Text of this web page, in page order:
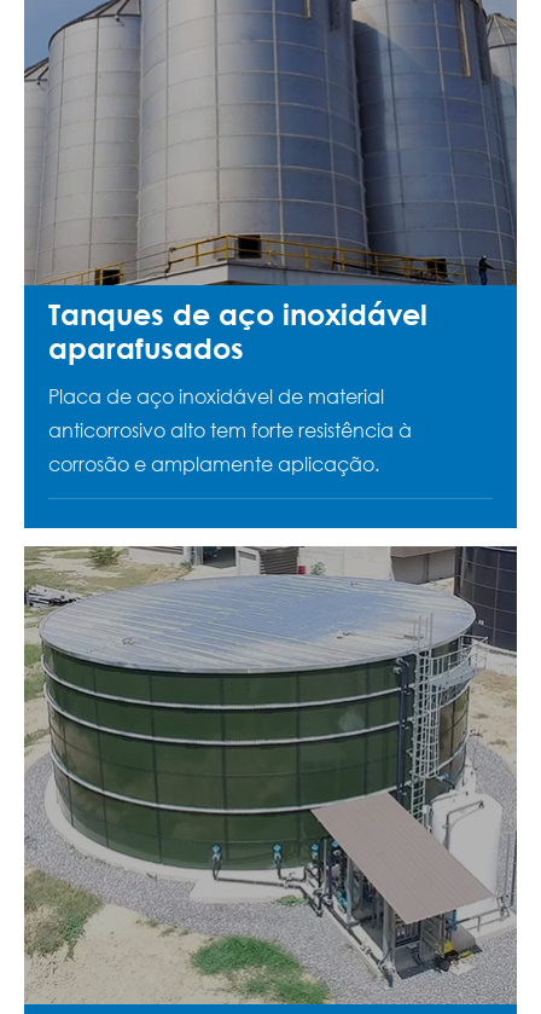
Tanques de aço inoxidável
aparafusados
Placa de aço inoxidável de material
anticorrosivo alto tem forte resistência à
corrosão e amplamente aplicação.